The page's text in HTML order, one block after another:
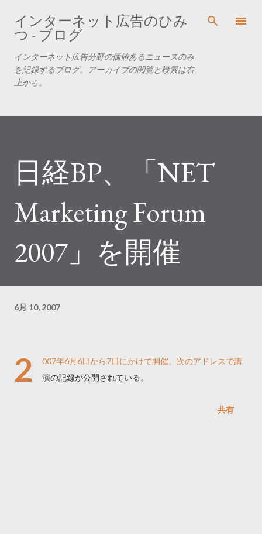
スキップしてメイン コンテンツに移動
インターネット広告のひみ
つ - ブログ
インターネット広告分野の価値あるニュースのみ
を記録するブログ。アーカイブの閲覧と検索は右
上から。
日経BP、「NET
Marketing Forum
2007」を開催
6月 10, 2007
2
007年6月6日から7日にかけて開催。次のアドレスで講
演の記録が公開されている。
共有